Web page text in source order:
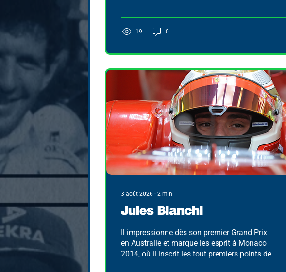
19 0
3 août 2026 ∙ 2 min
Jules Bianchi
Il impressionne dès son premier Grand Prix
en Australie et marque les esprit à Monaco
2014, où il inscrit les tout premiers points de